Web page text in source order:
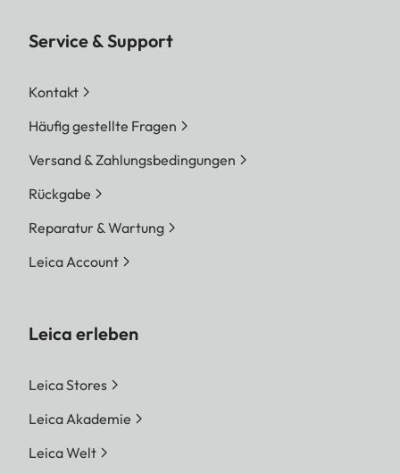
Service & Support
Kontakt
Häufig gestellte Fragen
Versand & Zahlungsbedingungen
Rückgabe
Reparatur & Wartung
Leica Account
Leica erleben
Leica Stores
Leica Akademie
Leica Welt